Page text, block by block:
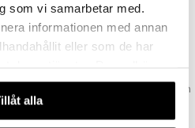
som vi samarbetar med.
informationen med annan
eller som de har
av vår webbplats.
alla
FRAKTEN?
gräns för fraktfri leverans bestäms
handlar från. Läs mer här »
varor i lager) skickas normalt ut från
samma dag.